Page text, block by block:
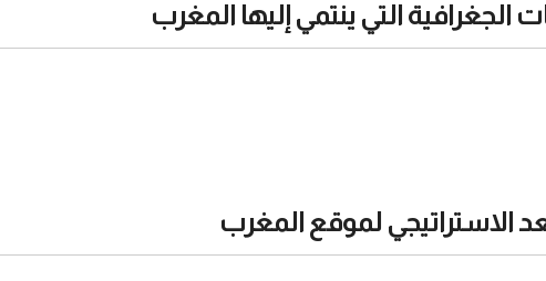
الجغرافية التي ينتمي إليها المغرب
الاستراتيجي لموقع المغرب